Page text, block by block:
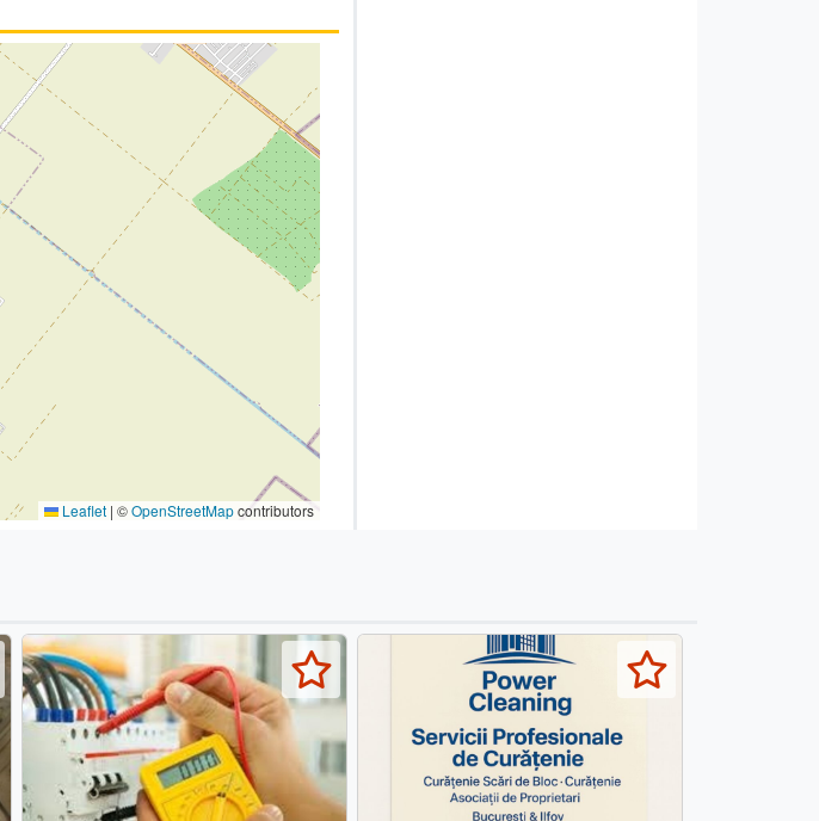
Leaflet | ©OpenStreetMapcontributors